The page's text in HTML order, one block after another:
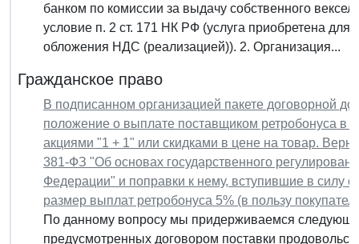
банком по комиссии за выдачу собственного
условие п. 2 ст. 171 НК РФ (услуга приобретена
обложения НДС (реализацией)). 2. Организация...
Гражданское право
В подписанном организацией пакете договорной
положение о выплате поставщиком ретробонуса в
акциями "1 + 1" или скидками в цене на товар.
381-ФЗ "Об основах государственного
Федерации" и поправки к нему, вступившие в силу
размер выплат ретробонуса 5% (в пользу
По данному вопросу мы придерживаемся
предусмотренных договором поставки